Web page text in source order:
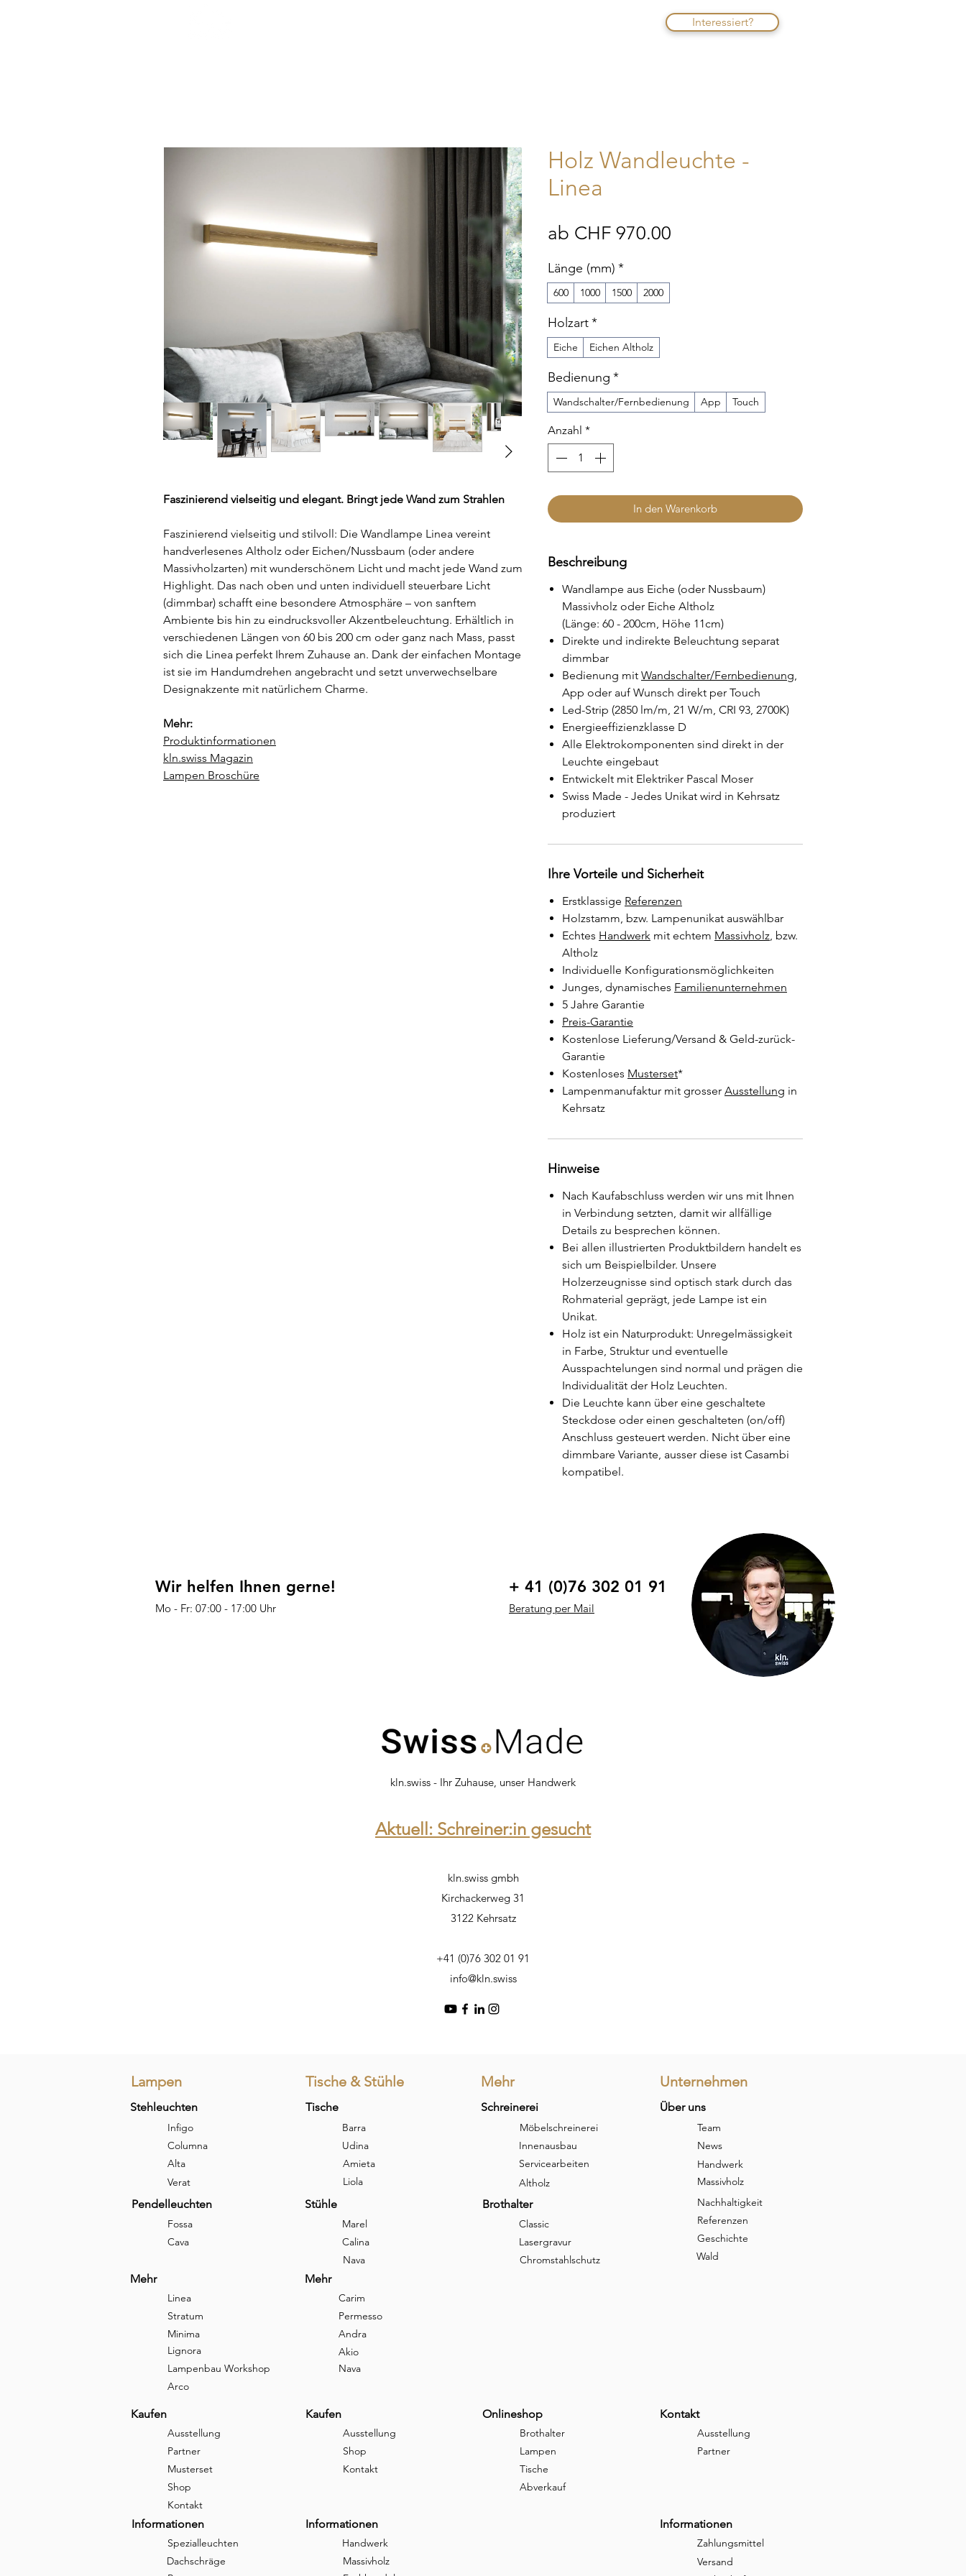
Interessiert?
Faszinierend vielseitig und elegant. Bringt jede Wand zum Strahlen
Faszinierend vielseitig und stilvoll: Die Wandlampe Linea vereint
handverlesenes Altholz oder Eichen/Nussbaum (oder andere
Massivholzarten) mit wunderschönem Licht und macht jede Wand zum
Highlight. Das nach oben und unten individuell steuerbare Licht
(dimmbar) schafft eine besondere Atmosphäre – von sanftem
Ambiente bis hin zu eindrucksvoller Akzentbeleuchtung. Erhältlich in
verschiedenen Längen von 60 bis 200 cm oder ganz nach Mass, passt
sich die Linea perfekt Ihrem Zuhause an. Dank der einfachen Montage
ist sie im Handumdrehen angebracht und setzt unverwechselbare
Designakzente mit natürlichem Charme.
Mehr:
Produktinformationen
kln.swiss Magazin
Lampen Broschüre
Holz Wandleuchte -
Linea
ab CHF 970.00
Länge (mm) *
600 1000 1500 2000
Holzart*
Eiche Eichen Altholz
Bedienung *
Wandschalter/Fernbedienung App Touch
Anzahl *
In den Warenkorb
Beschreibung
Wandlampe aus Eiche (oder Nussbaum)
Massivholz oder Eiche Altholz
(Länge: 60 - 200cm, Höhe 11cm)
Direkte und indirekte Beleuchtung separat
dimmbar
Bedienung mit Wandschalter/Fernbedienung,
App oder auf Wunsch direkt per Touch
Led-Strip (2850 lm/m, 21 W/m, CRI 93, 2700K)
Energieeffizienzklasse D
Alle Elektrokomponenten sind direkt in der
Leuchte eingebaut
Entwickelt mit Elektriker Pascal Moser
Swiss Made - Jedes Unikat wird in Kehrsatz
produziert
Ihre Vorteile und Sicherheit
Erstklassige Referenzen
Holzstamm, bzw. Lampenunikat auswählbar
Echtes Handwerk mit echtem Massivholz, bzw.
Altholz
Individuelle Konfigurationsmöglichkeiten
Junges, dynamisches Familienunternehmen
5 Jahre Garantie
Preis-Garantie
Kostenlose Lieferung/Versand & Geld-zurück-
Garantie
Kostenloses Musterset*
Lampenmanufaktur mit grosser Ausstellung in
Kehrsatz
Hinweise
Nach Kaufabschluss werden wir uns mit Ihnen
in Verbindung setzten, damit wir allfällige
Details zu besprechen können.
Bei allen illustrierten Produktbildern handelt es
sich um Beispielbilder. Unsere
Holzerzeugnisse sind optisch stark durch das
Rohmaterial geprägt, jede Lampe ist ein
Unikat.
Holz ist ein Naturprodukt: Unregelmässigkeit
in Farbe, Struktur und eventuelle
Ausspachtelungen sind normal und prägen die
Individualität der Holz Leuchten.
Die Leuchte kann über eine geschaltete
Steckdose oder einen geschalteten (on/off)
Anschluss gesteuert werden. Nicht über eine
dimmbare Variante, ausser diese ist Casambi
kompatibel.
Wir helfen Ihnen gerne!
Mo - Fr: 07:00 - 17:00 Uhr
+ 41 (0)76 302 01 91
Beratung per Mail
kln.swiss - Ihr Zuhause, unser Handwerk
Aktuell: Schreiner:in gesucht
kln.swiss gmbh
Kirchackerweg 31
3122 Kehrsatz
+41 (0)76 302 01 91
info@kln.swiss
Lampen
Stehleuchten
Infigo
Columna
Alta
Pendelleuchten
Fossa
Cava
Mehr
Linea
Stratum
Minima
Lignora
Lampenbau Workshop
Tische & Stühle Mehr
Tische
Barra
Udina
Amieta
Liola
Stühle
Marel
Calina
Nava
Schreinerei
Möbelschreinerei
Innenausbau
Servicearbeiten
Altholz
Brothalter
Classic
Lasergravur
Chromstahlschutz
Unternehmen
Über uns
Team
News
Handwerk
Massivholz
Nachhaltigkeit
Referenzen
Geschichte
Wald
Mehr
Carim
Permesso
Andra
Akio
Nava
Arco
Kaufen
Ausstellung
Partner
Musterset
Kaufen
Ausstellung
Shop
Kontakt
Shop
Onlineshop
Brothalter
Lampen
Tische
Abverkauf
Kontakt
Ausstellung
Partner
Kontakt
Informationen
Spezialleuchten
Dachschräge
Informationen
Handwerk
Massivholz
Informationen
Zahlungsmittel
Versand
Verat